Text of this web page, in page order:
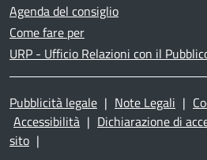
Agenda del consiglio
Come fare per
URP - Ufficio Relazioni con il
Pubblicità legale | Note Legali |
Accessibilità | Dichiarazione di
sito |